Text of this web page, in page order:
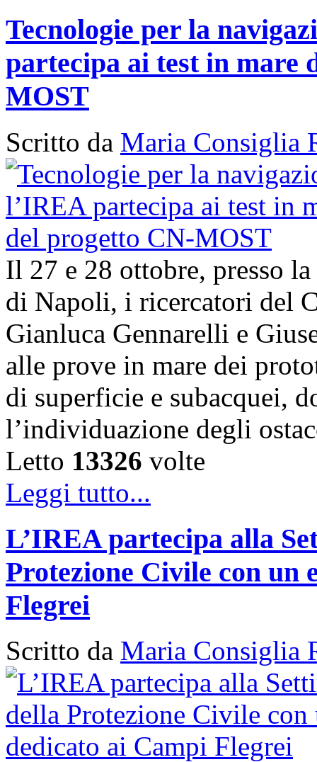
Tecnologie per la
partecipa ai test in mare
MOST
Scritto da Maria Consiglia
Il 27 e 28 ottobre, presso
di Napoli, i ricercatori del
Gianluca Gennarelli e
alle prove in mare dei
di superficie e subacquei,
l’individuazione degli
Letto 13326 volte
Leggi tutto...
L’IREA partecipa alla
Protezione Civile con un
Flegrei
Scritto da Maria Consiglia